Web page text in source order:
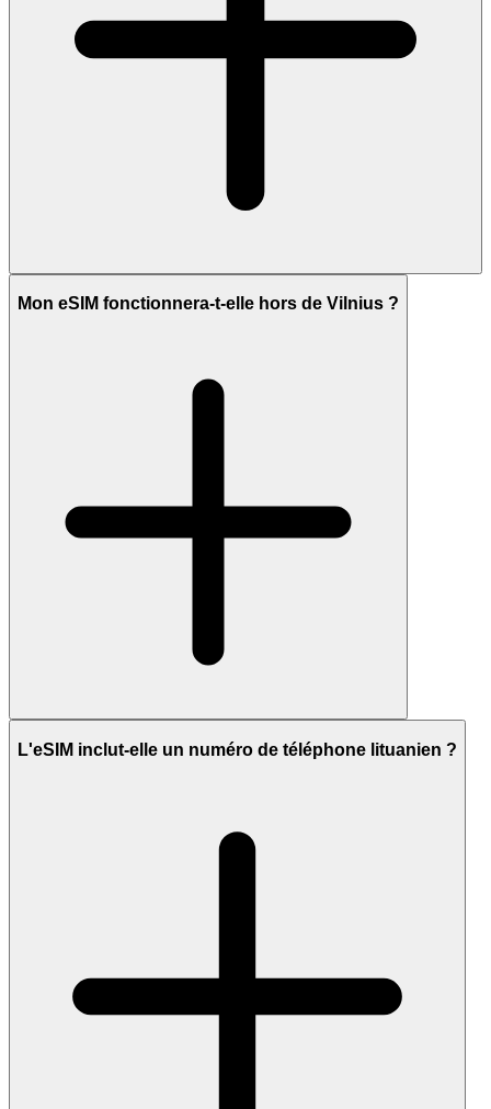
Mon eSIM fonctionnera-t-elle hors de Vilnius ?
L'eSIM inclut-elle un numéro de téléphone lituanien ?